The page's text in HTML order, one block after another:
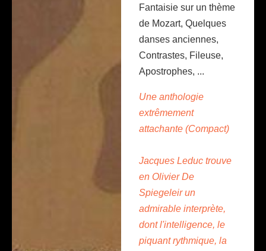
Fantaisie sur un thème
de Mozart, Quelques
danses anciennes,
Contrastes, Fileuse,
Apostrophes, ...
Une anthologie
extrêmement
attachante (Compact)
Jacques Leduc trouve
en Olivier De
Spiegeleir un
admirable interprète,
dont l'intelligence, le
piquant rythmique, la